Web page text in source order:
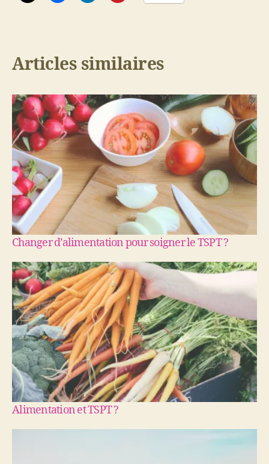
Articles similaires
Changer d’alimentation pour soigner le TSPT ?
Alimentation et TSPT ?